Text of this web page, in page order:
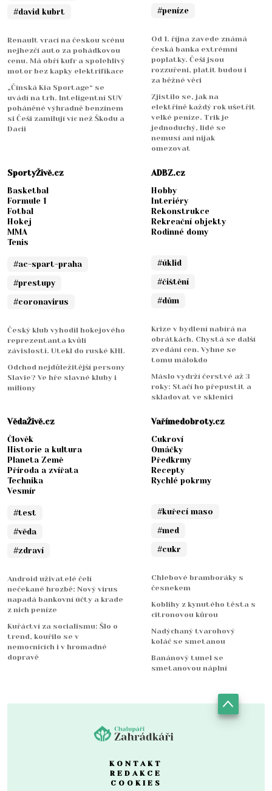
#david kubrt
Renault vrací na českou scénu
nejhezčí auto za pohádkovou
cenu. Má obří kufr a spolehlivý
motor bez kapky elektrifikace
„Čínská Kia Sportage“ se
uvádí na trh. Inteligentní SUV
poháněné výhradně benzínem
si Češi zamilují víc než Škodu a
Dacii
#peníze
Od 1. října zavede známá
česká banka extrémní
poplatky. Češi jsou
rozzuřeni, platit budou i
za běžné věci
Zjistilo se, jak na
elektřině každý rok ušetřit
velké peníze. Trik je
jednoduchý, lidé se
nemusí ani nijak
omezovat
SportyŽivě.cz
Basketbal
Formule 1
Fotbal
Hokej
MMA
Tenis
#ac-spart-praha
#prestupy
#coronavirus
Český klub vyhodil hokejového
reprezentanta kvůli
závislosti. Utekl do ruské KHL
Odchod nejdůležitější persony
Slavie? Ve hře slavné kluby i
miliony
ADBZ.cz
Hobby
Interiéry
Rekonstrukce
Rekreační objekty
Rodinné domy
#úklid
#čištění
#dům
Krize v bydlení nabírá na
obrátkách. Chystá se další
zvedání cen. Vyhne se
tomu málokdo
Máslo vydrží čerstvé až 3
roky: Stačí ho přepustit a
skladovat ve sklenici
VědaŽivě.cz
Člověk
Historie a kultura
Planeta Země
Příroda a zvířata
Technika
Vesmír
#test
#věda
#zdraví
Android uživatelé čelí
nečekané hrozbě: Nový virus
napadá bankovní účty a krade
z nich peníze
Kuřáctví za socialismu: Šlo o
trend, kouřilo se v
nemocnicích i v hromadné
dopravě
Vařímedobroty.cz
Cukroví
Omáčky
Předkrmy
Recepty
Rychlé pokrmy
#kuřecí maso
#med
#cukr
Chlebové bramboráky s
česnekem
Koblihy z kynutého těsta s
citronovou kůrou
Nadýchaný tvarohový
koláč se smetanou
Banánový tunel se
smetanovou náplní
KONTAKT
REDAKCE
COOKIES